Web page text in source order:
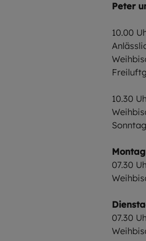
Peter
10.00
10.30
07.30
07.30